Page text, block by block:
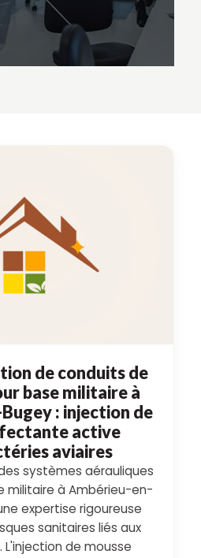
de conduits de
base militaire à
: injection de
active
aviaires
systèmes aérauliques
militaire à Ambérieu-en-
expertise rigoureuse
sanitaires liés aux
de mousse